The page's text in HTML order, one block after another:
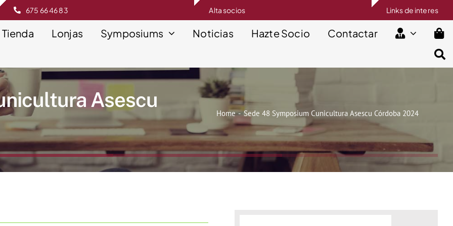
675 66 46 83 Alta socios Links de interes
Tienda Lonjas Symposiums Noticias Hazte Socio Contactar
Asescu
Home Sede 48 Symposium Cunicultura Asescu Córdoba 2024